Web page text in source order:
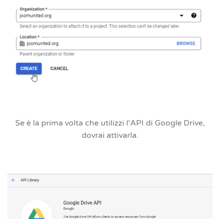
Se è la prima volta che utilizzi l'API di Google Drive,
dovrai attivarla.